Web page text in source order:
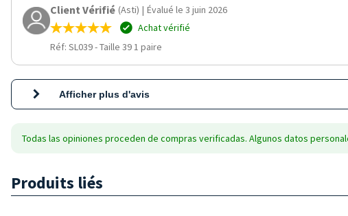
Client Vérifié (Asti) | Évalué le 3 juin 2026
Achat vérifié
Réf: SL039-Taille 39 1 paire
Afficher plus d'avis
Todas las opiniones proceden de compras verificadas. Algunos datos
Produits liés